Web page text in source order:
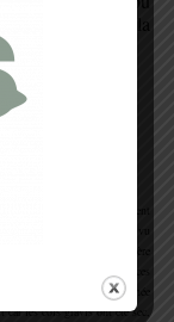
pour éviter la
»
CCC , m’ont réellement
Mes séances n’ont guère
du Mont-Blanc cette année
les cols gravis ont été sec,